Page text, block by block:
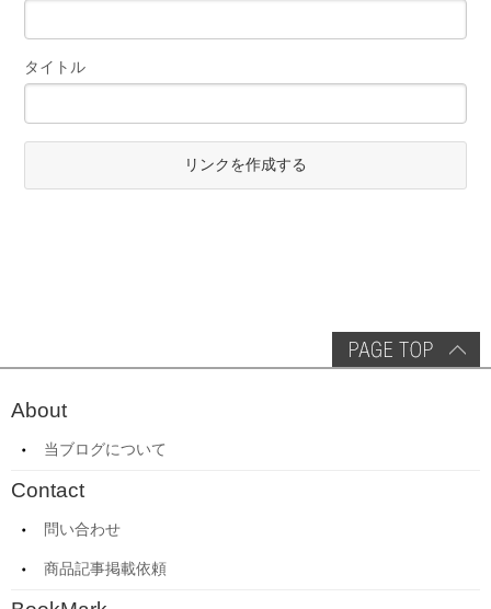
タイトル
リンクを作成する
About
当ブログについて
Contact
問い合わせ
商品記事掲載依頼